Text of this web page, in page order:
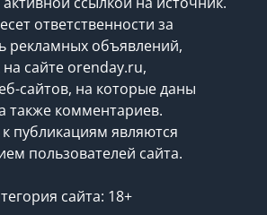
ответственности за
рекламных объявлений,
сайте orenday.ru,
сайтов, на которые даны
также комментариев.
публикациям являются
пользователей сайта.
сайта: 18+